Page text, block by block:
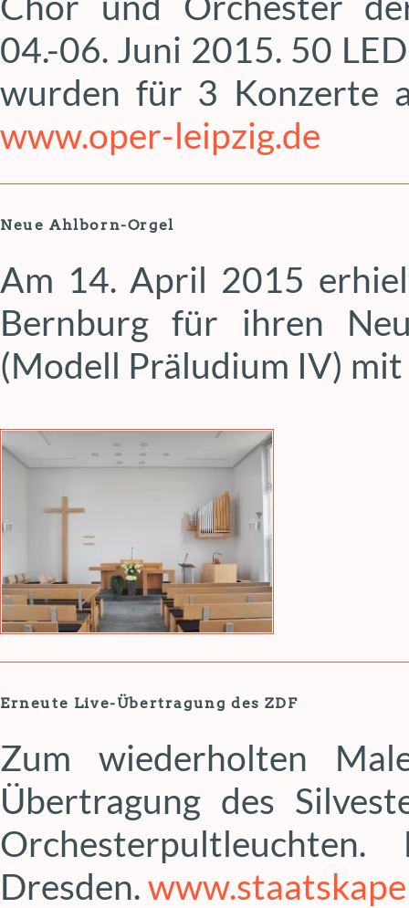
04.-06. Juni 2015. 50
wurden für 3 Konzerte
www.oper-leipzig.de
Neue Ahlborn-Orgel
Am 14. April 2015
Bernburg für ihren
(Modell Präludium IV)
Erneute Live-Übertragung des ZDF
Zum wiederholten
Übertragung des
Dresden.